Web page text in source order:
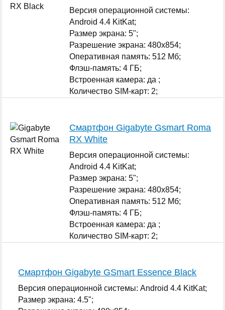
Версия операционной системы:
Android 4.4 KitKat;
Размер экрана: 5";
Разрешение экрана: 480x854;
Оперативная память: 512 Мб;
Флэш-память: 4 ГБ;
Встроенная камера: да ;
Количество SIM-карт: 2;
Смартфон Gigabyte Gsmart Roma
RX White
Версия операционной системы:
Android 4.4 KitKat;
Размер экрана: 5";
Разрешение экрана: 480x854;
Оперативная память: 512 Мб;
Флэш-память: 4 ГБ;
Встроенная камера: да ;
Количество SIM-карт: 2;
Смартфон Gigabyte GSmart Essence Black
Версия операционной системы: Android 4.4 KitKat;
Размер экрана: 4.5";